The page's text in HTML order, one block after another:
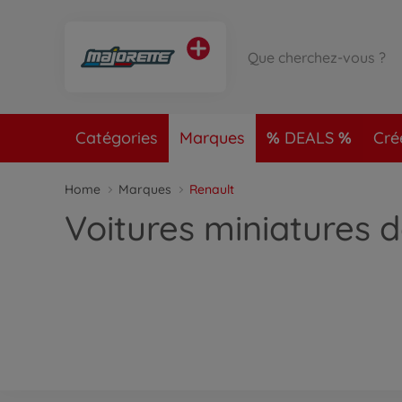
Catégories Marques DEALS
Home Marques Renault
Voitures miniatures